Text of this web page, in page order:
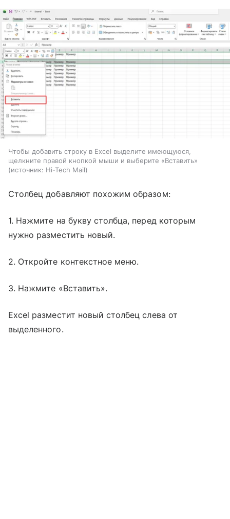
Чтобы добавить строку в Excel выделите имеющуюся,
щелкните правой кнопкой мыши и выберите «Вставить»
источник: Hi-Tech Mail
Столбец добавляют похожим образом:
1. Нажмите на букву столбца, перед которым
нужно разместить новый.
2. Откройте контекстное меню.
3. Нажмите «Вставить».
Excel разместит новый столбец слева от
выделенного.